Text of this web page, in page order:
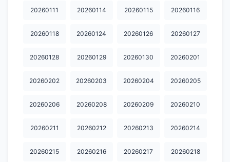
20260111 20260114 20260115 20260116
20260118 20260124 20260126 20260127
20260128 20260129 20260130 20260201
20260202 20260203 20260204 20260205
20260206 20260208 20260209 20260210
20260211 20260212 20260213 20260214
20260215 20260216 20260217 20260218